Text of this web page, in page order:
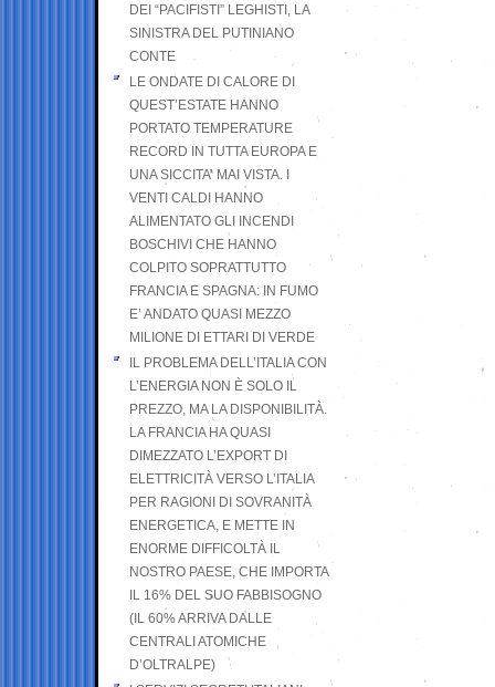
DEI “PACIFISTI” LEGHISTI, LA
SINISTRA DEL PUTINIANO
CONTE
LE ONDATE DI CALORE DI
QUEST’ESTATE HANNO
PORTATO TEMPERATURE
RECORD IN TUTTA EUROPA E
UNA SICCITA’ MAI VISTA. I
VENTI CALDI HANNO
ALIMENTATO GLI INCENDI
BOSCHIVI CHE HANNO
COLPITO SOPRATTUTTO
FRANCIA E SPAGNA: IN FUMO
E’ ANDATO QUASI MEZZO
MILIONE DI ETTARI DI VERDE
IL PROBLEMA DELL’ITALIA CON
L’ENERGIA NON È SOLO IL
PREZZO, MA LA DISPONIBILITÀ.
LA FRANCIA HA QUASI
DIMEZZATO L’EXPORT DI
ELETTRICITÀ VERSO L’ITALIA
PER RAGIONI DI SOVRANITÀ
ENERGETICA, E METTE IN
ENORME DIFFICOLTÀ IL
NOSTRO PAESE, CHE IMPORTA
IL 16% DEL SUO FABBISOGNO
(IL 60% ARRIVA DALLE
CENTRALI ATOMICHE
D’OLTRALPE)